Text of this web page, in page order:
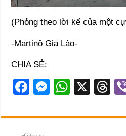
(Phỏng theo lời kể của một
-Martinô Gia Lào-
CHIA SẺ:
F
c
M
ss
W
at
X
T
e